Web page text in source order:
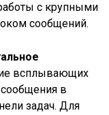
с крупными
сообщений.
всплывающих
сообщения в
задач. Для